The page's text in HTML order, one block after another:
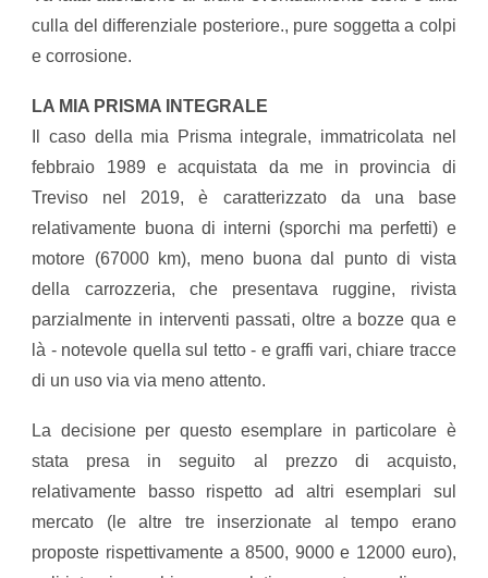
culla del differenziale posteriore., pure soggetta a colpi
e corrosione.
​LA MIA PRISMA INTEGRALE
​Il caso della mia Prisma integrale, immatricolata nel
febbraio 1989 e acquistata da me in provincia di
Treviso nel 2019, è caratterizzato da una base
relativamente buona di interni (sporchi ma perfetti) e
motore (67000 km), meno buona dal punto di vista
della carrozzeria, che presentava ruggine, rivista
parzialmente in interventi passati, oltre a bozze qua e
là - notevole quella sul tetto - e graffi vari, chiare tracce
di un uso via via meno attento.
La decisione per questo esemplare in particolare è
stata presa in seguito al prezzo di acquisto,
relativamente basso rispetto ad altri esemplari sul
mercato (le altre tre inserzionate al tempo erano
proposte rispettivamente a 8500, 9000 e 12000 euro),